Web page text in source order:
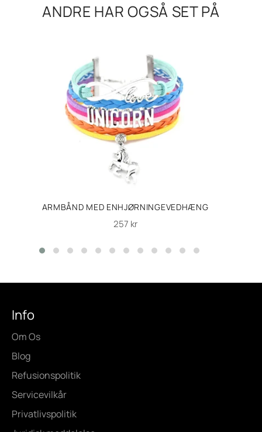
ANDRE HAR OGSÅ SET PÅ
ARMBÅND MED ENHJØRNINGEVEDHÆNG
Normalpris
257 kr
Info
Om Os
Blog
Refusionspolitik
Servicevilkår
Privatlivspolitik